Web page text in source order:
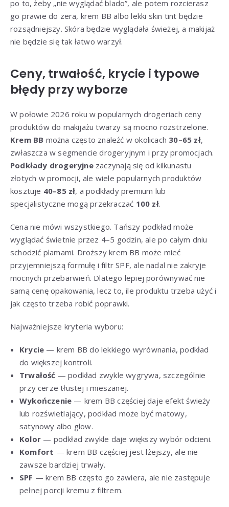
po to, żeby „nie wyglądać blado”, ale potem rozcierasz
go prawie do zera, krem BB albo lekki skin tint będzie
rozsądniejszy. Skóra będzie wyglądała świeżej, a makijaż
nie będzie się tak łatwo warzył.
Ceny, trwałość, krycie i typowe
błędy przy wyborze
W połowie 2026 roku w popularnych drogeriach ceny
produktów do makijażu twarzy są mocno rozstrzelone.
Krem BB można często znaleźć w okolicach 30–65 zł,
zwłaszcza w segmencie drogeryjnym i przy promocjach.
Podkłady drogeryjnezaczynają się od kilkunastu
złotych w promocji, ale wiele popularnych produktów
kosztuje 40–85 zł, a podkłady premium lub
specjalistyczne mogą przekraczać 100 zł.
Cena nie mówi wszystkiego. Tańszy podkład może
wyglądać świetnie przez 4–5 godzin, ale po całym dniu
schodzić plamami. Droższy krem BB może mieć
przyjemniejszą formułę i filtr SPF, ale nadal nie zakryje
mocnych przebarwień. Dlatego lepiej porównywać nie
samą cenę opakowania, lecz to, ile produktu trzeba użyć i
jak często trzeba robić poprawki.
Najważniejsze kryteria wyboru:
Krycie — krem BB do lekkiego wyrównania, podkład
do większej kontroli.
Trwałość — podkład zwykle wygrywa, szczególnie
przy cerze tłustej i mieszanej.
Wykończenie — krem BB częściej daje efekt świeży
lub rozświetlający, podkład może być matowy,
satynowy albo glow.
Kolor — podkład zwykle daje większy wybór odcieni.
Komfort — krem BB częściej jest lżejszy, ale nie
zawsze bardziej trwały.
SPF — krem BB często go zawiera, ale nie zastępuje
pełnej porcji kremu z filtrem.